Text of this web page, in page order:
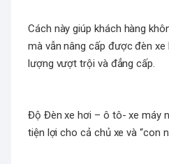
Cách này giúp khách hàng
mà vẫn nâng cấp được đèn
lượng vượt trội và đẳng cấp.
Độ Đèn xe hơi – ô tô- xe máy
tiện lợi cho cả chủ xe và “con